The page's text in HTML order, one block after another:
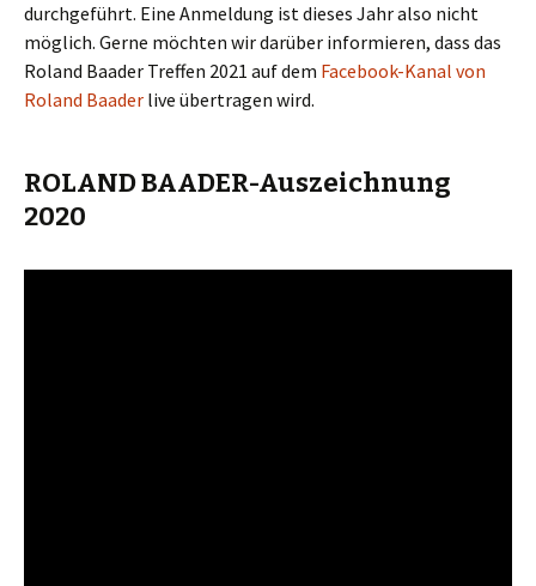
durchgeführt. Eine Anmeldung ist dieses Jahr also nicht
möglich. Gerne möchten wir darüber informieren, dass das
Roland Baader Treffen 2021 auf dem Facebook-Kanal von
Roland Baader live übertragen wird.
ROLAND BAADER-Auszeichnung
2020